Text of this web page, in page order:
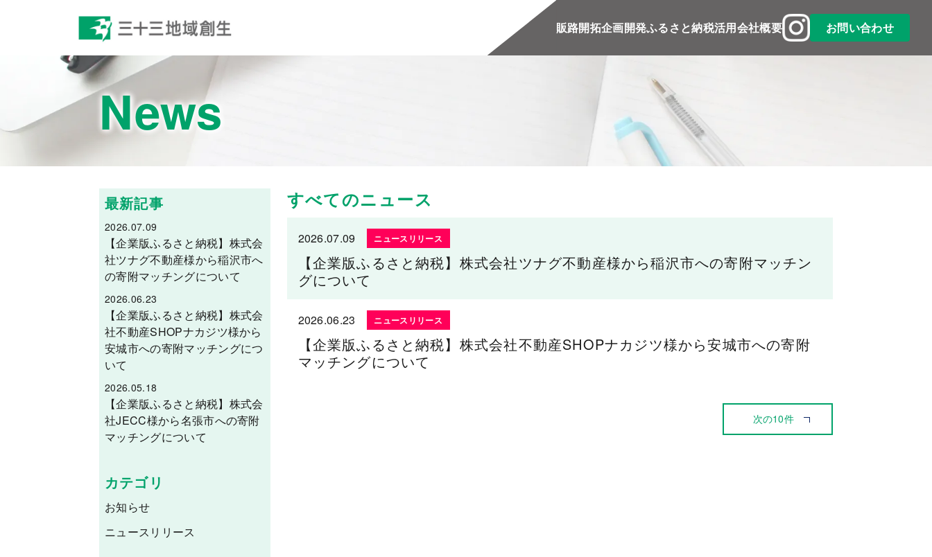
販路開拓企画開発ふるさと納税活用会社概要
公式
Instagram
お問い合わせ
News
すべてのニュース
2026.07.09 ニュースリリース
【企業版ふるさと納税】株式会社ツナグ不動産様から稲沢市への寄附マッチン
グについて
2026.06.23 ニュースリリース
【企業版ふるさと納税】株式会社不動産SHOPナカジツ様から安城市への寄附
マッチングについて
次の10件
最新記事
2026.07.09
【企業版ふるさと納税】株式会
社ツナグ不動産様から稲沢市へ
の寄附マッチングについて
2026.06.23
【企業版ふるさと納税】株式会
社不動産SHOPナカジツ様から
安城市への寄附マッチングにつ
いて
2026.05.18
【企業版ふるさと納税】株式会
社JECC様から名張市への寄附
マッチングについて
カテゴリ
お知らせ
ニュースリリース